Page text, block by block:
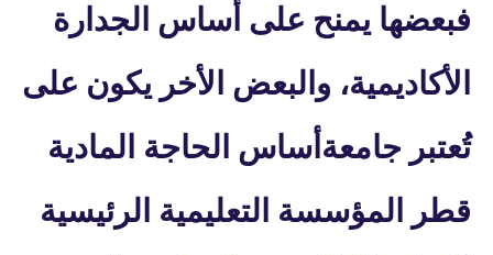
فبعضها يمنح على أساس الجدارة
الأكاديمية، والبعض الأخر يكون على
أساس الحاجة المادية تُعتبر جامعة
قطر المؤسسة التعليمية الرئيسية